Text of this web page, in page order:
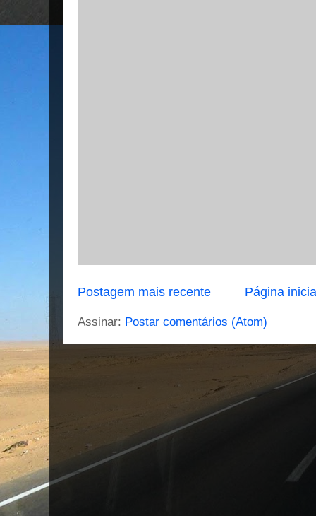
Postagem mais recente Página
Assinar: Postar comentários (Atom)